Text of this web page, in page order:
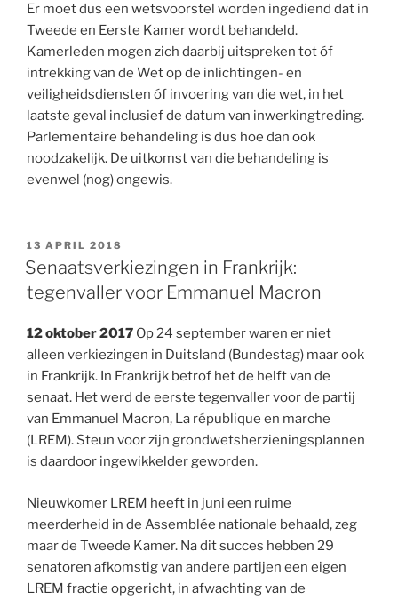
Er moet dus een wetsvoorstel worden ingediend dat in
Tweede en Eerste Kamer wordt behandeld.
Kamerleden mogen zich daarbij uitspreken tot óf
intrekking van de Wet op de inlichtingen- en
veiligheidsdiensten óf invoering van die wet, in het
laatste geval inclusief de datum van inwerkingtreding.
Parlementaire behandeling is dus hoe dan ook
noodzakelijk. De uitkomst van die behandeling is
evenwel (nog) ongewis.
GEPLAATST
OP
13 APRIL 2018
Senaatsverkiezingen in Frankrijk:
tegenvaller voor Emmanuel Macron
12 oktober 2017 Op 24 september waren er niet
alleen verkiezingen in Duitsland (Bundestag) maar ook
in Frankrijk. In Frankrijk betrof het de helft van de
senaat. Het werd de eerste tegenvaller voor de partij
van Emmanuel Macron, La république en marche
(LREM). Steun voor zijn grondwetsherzieningsplannen
is daardoor ingewikkelder geworden.
Nieuwkomer LREM heeft in juni een ruime
meerderheid in de Assemblée nationale behaald, zeg
maar de Tweede Kamer. Na dit succes hebben 29
senatoren afkomstig van andere partijen een eigen
LREM fractie opgericht, in afwachting van de